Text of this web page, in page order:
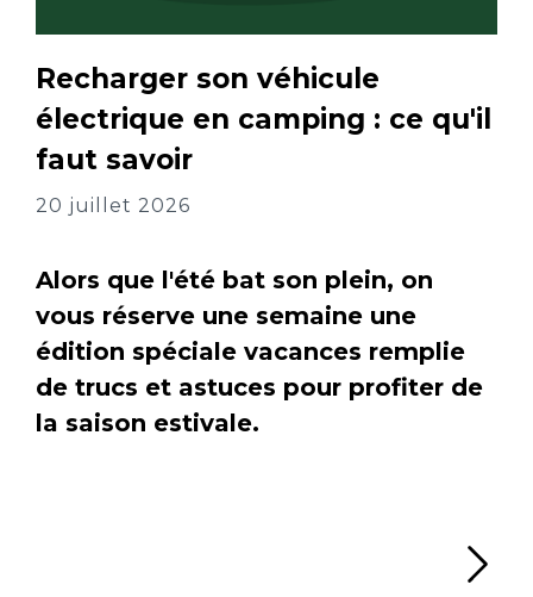
Recharger son véhicule
électrique en camping : ce qu'il
faut savoir
20 juillet 2026
Alors que l'été bat son plein, on
vous réserve une semaine une
édition spéciale vacances remplie
de trucs et astuces pour profiter de
la saison estivale.